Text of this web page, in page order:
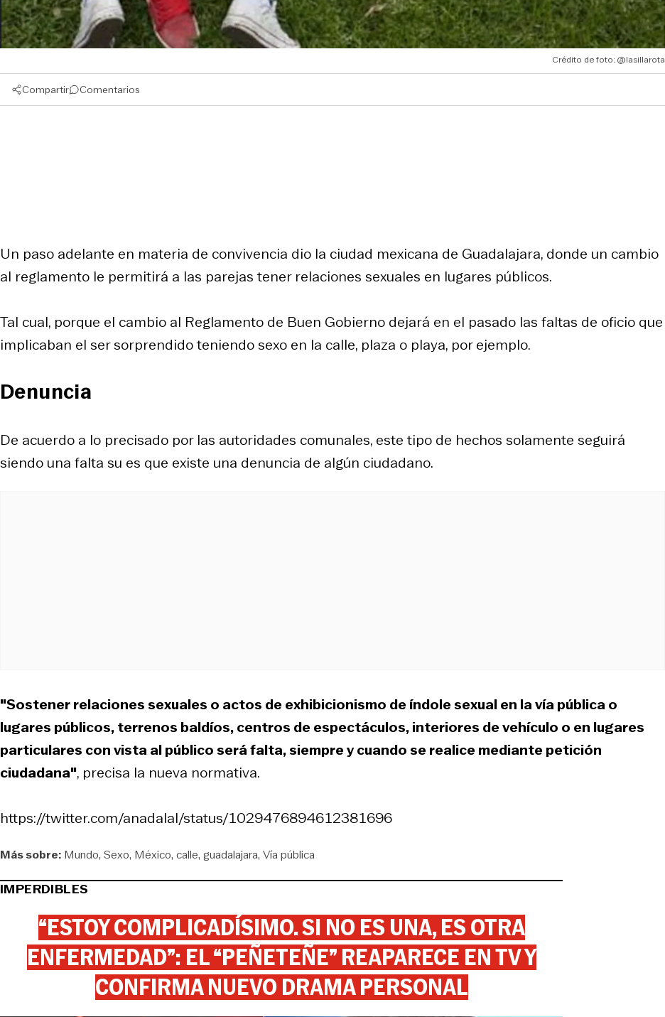
Crédito de foto: @lasillarota
Compartir Comentarios
Un paso adelante en materia de convivencia dio la ciudad mexicana de Guadalajara, donde un cambio
al reglamento le permitirá a las parejas tener relaciones sexuales en lugares públicos.
Tal cual, porque el cambio al Reglamento de Buen Gobierno dejará en el pasado las faltas de oficio que
implicaban el ser sorprendido teniendo sexo en la calle, plaza o playa, por ejemplo.
Denuncia
De acuerdo a lo precisado por las autoridades comunales, este tipo de hechos solamente seguirá
siendo una falta su es que existe una denuncia de algún ciudadano.
"Sostener relaciones sexuales o actos de exhibicionismo de índole sexual en la vía pública o
lugares públicos, terrenos baldíos, centros de espectáculos, interiores de vehículo o en lugares
particulares con vista al público será falta, siempre y cuando se realice mediante petición
ciudadana", precisa la nueva normativa.
https://twitter.com/anadalal/status/1029476894612381696
Más sobre: Mundo Sexo México calle guadalajara Vía pública
IMPERDIBLES
“ESTOY COMPLICADÍSIMO. SI NO ES UNA, ES OTRA
ENFERMEDAD”: EL “PEÑETEÑE” REAPARECE EN TV Y
CONFIRMA NUEVO DRAMA PERSONAL